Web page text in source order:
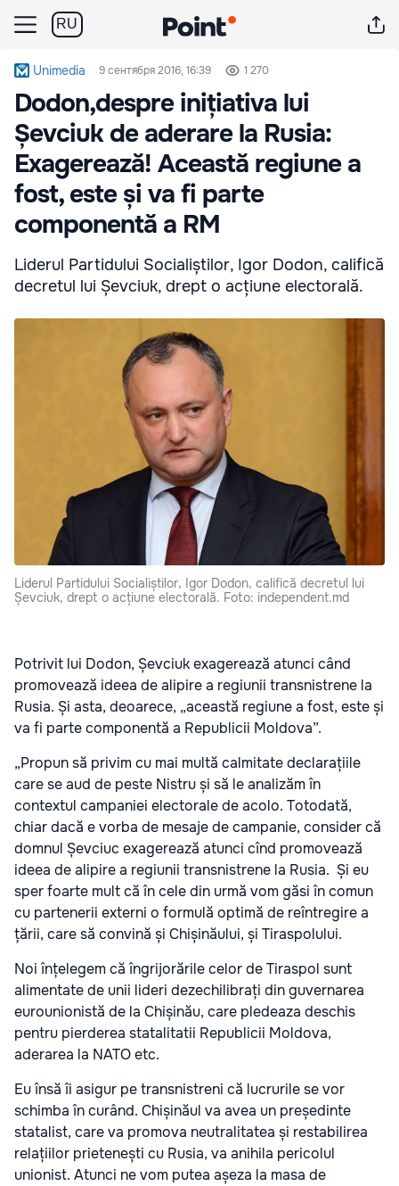
RU
Unimedia 9 сентября 2016, 16:39 1 270
Dodon,despre inițiativa lui
Șevciuk de aderare la Rusia:
Exagerează! Această regiune a
fost, este și va fi parte
componentă a RM
Liderul Partidului Socialiștilor, Igor Dodon, califică
decretul lui Șevciuk, drept o acțiune electorală.
Liderul Partidului Socialiștilor, Igor Dodon, califică decretul lui
Șevciuk, drept o acțiune electorală. Foto: independent.md
Potrivit lui Dodon, Șevciuk exagerează atunci când
promovează ideea de alipire a regiunii transnistrene la
Rusia. Și asta, deoarece, „această regiune a fost, este și
va fi parte componentă a Republicii Moldova”.
„Propun să privim cu mai multă calmitate declarațiile
care se aud de peste Nistru și să le analizăm în
contextul campaniei electorale de acolo. Totodată,
chiar dacă e vorba de mesaje de campanie, consider că
domnul Șevciuc exagerează atunci cînd promovează
ideea de alipire a regiunii transnistrene la Rusia. Și eu
sper foarte mult că în cele din urmă vom găsi în comun
cu partenerii externi o formulă optimă de reîntregire a
țării, care să convină și Chișinăului, și Tiraspolului.
Noi înțelegem că îngrijorările celor de Tiraspol sunt
alimentate de unii lideri dezechilibrați din guvernarea
eurounionistă de la Chișinău, care pledeaza deschis
pentru pierderea statalitatii Republicii Moldova,
aderarea la NATO etc.
Eu însă îi asigur pe transnistreni că lucrurile se vor
schimba în curând. Chișinăul va avea un președinte
statalist, care va promova neutralitatea și restabilirea
relațiilor prietenești cu Rusia, va anihila pericolul
unionist. Atunci ne vom putea așeza la masa de